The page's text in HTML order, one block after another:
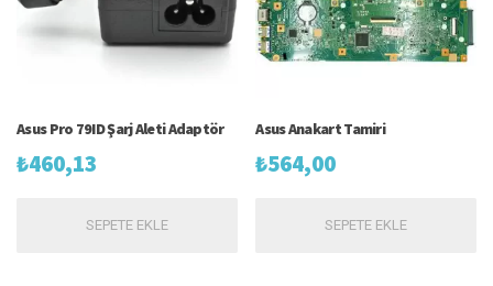
Asus Pro 79ID Şarj Aleti Adaptör
₺460,13
SEPETE EKLE
Asus Anakart Tamiri
₺564,00
SEPETE EKLE